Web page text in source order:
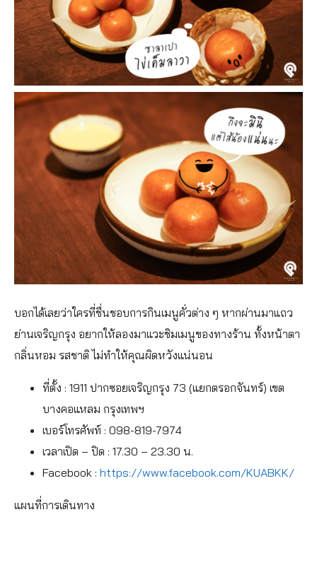
บอกได้เลยว่าใครที่ชื่นชอบการกินเมนูคั่วต่าง ๆ หากผ่านมาแถว
ย่านเจริญกรุง อยากให้ลองมาแวะชิมเมนูของทางร้าน ทั้งหน้าตา
กลิ่นหอม รสชาติ ไม่ทำให้คุณผิดหวังแน่นอน
ที่ตั้ง : 1911 ปากซอยเจริญกรุง 73 (แยกตรอกจันทร์) เขต
บางคอแหลม กรุงเทพฯ
เบอร์โทรศัพท์ : 098-819-7974
เวลาเปิด – ปิด : 17.30 – 23.30 น.
Facebook : https://www.facebook.com/KUABKK/
แผนที่การเดินทาง